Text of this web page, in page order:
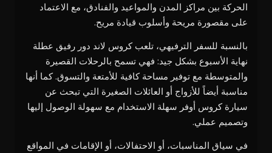
الحركة بين مراكز المدن والمواعيد والفنادق، مع الاعتماد
على مقصورة مريحة وأسلوب قيادة مريح.
بالنسبة للسفر الترفيهي، تلعب كروس لاند دور رفيق عطلة
نهاية الأسبوع بشكل جيد: فهي تسمح بالرحلات القصيرة
والمتوسطة مع توفير مساحة كافية للأمتعة والتسوق. كما أنها
مناسبة أيضاً للأزواج أو العائلات الصغيرة التي تبحث عن
سيارة كروس أوفر سهلة الاستخدام مع سهولة الوصول إليها
وتصميم عملي.
في سياق المناسبات، أو الاحتفالات، أو الإقامات في المواقع